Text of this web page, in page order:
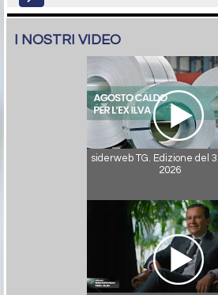
I NOSTRI VIDEO
siderweb TG. Edizione del
2026